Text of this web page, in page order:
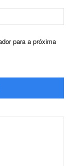
para a próxima